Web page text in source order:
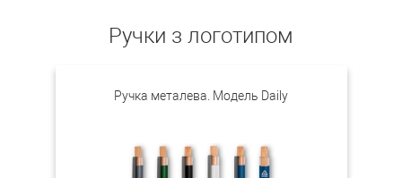
Ручки з логотипом
Ручка металева. Модель Daily